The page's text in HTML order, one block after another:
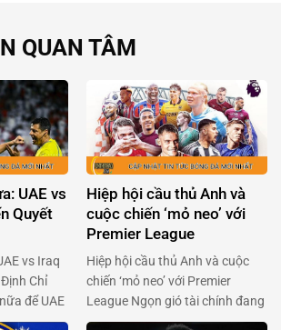
QUAN TÂM
UAE vs
Quyết
vs Iraq
Chỉ
để UAE
giấc mơ
Hiệp hội cầu thủ Anh và
cuộc chiến ‘mỏ neo’ với
Premier League
Hiệp hội cầu thủ Anh và cuộc
chiến ‘mỏ neo’ với Premier
League Ngọn gió tài chính đang
thổi mạnh qua Premier League,